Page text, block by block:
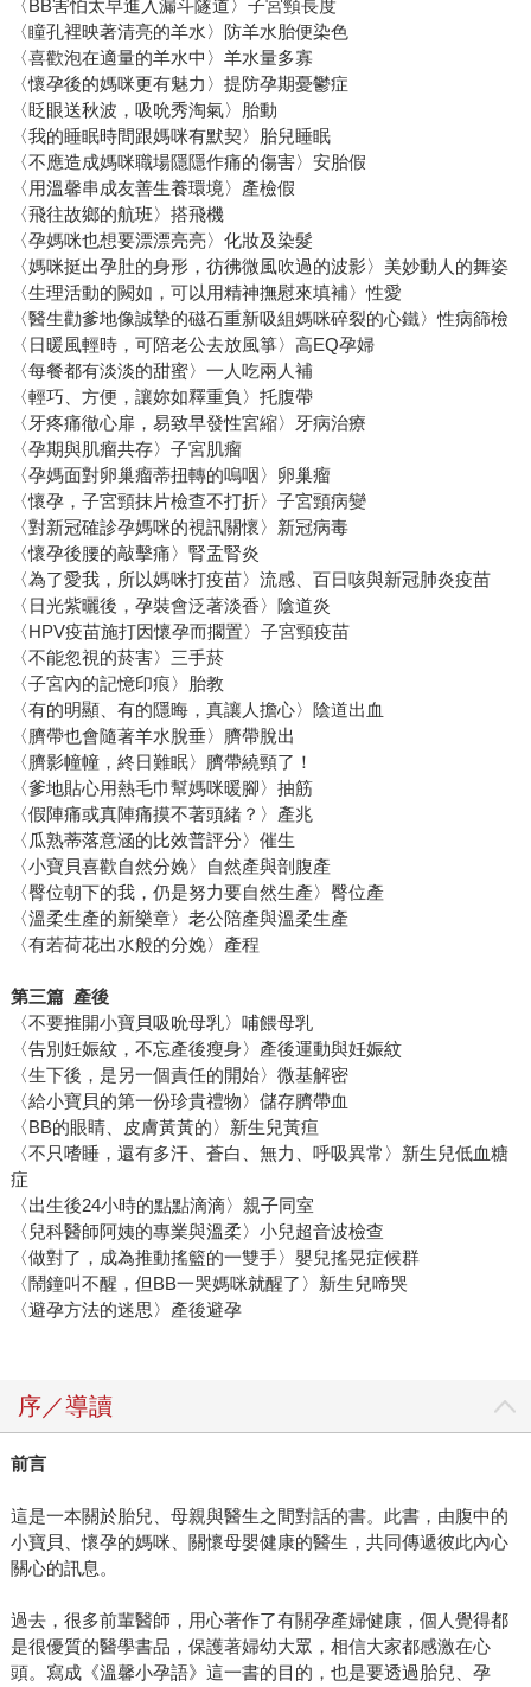
〈BB害怕太早進入漏斗隧道〉子宮頸長度
〈瞳孔裡映著清亮的羊水〉防羊水胎便染色
〈喜歡泡在適量的羊水中〉羊水量多寡
〈懷孕後的媽咪更有魅力〉提防孕期憂鬱症
〈眨眼送秋波，吸吮秀淘氣〉胎動
〈我的睡眠時間跟媽咪有默契〉胎兒睡眠
〈不應造成媽咪職場隱隱作痛的傷害〉安胎假
〈用溫馨串成友善生養環境〉產檢假
〈飛往故鄉的航班〉搭飛機
〈孕媽咪也想要漂漂亮亮〉化妝及染髮
〈媽咪挺出孕肚的身形，彷彿微風吹過的波影〉美妙動人的舞姿
〈生理活動的闕如，可以用精神撫慰來填補〉性愛
〈醫生勸爹地像誠摯的磁石重新吸組媽咪碎裂的心鐵〉性病篩檢
〈日暖風輕時，可陪老公去放風箏〉高EQ孕婦
〈每餐都有淡淡的甜蜜〉一人吃兩人補
〈輕巧、方便，讓妳如釋重負〉托腹帶
〈牙疼痛徹心扉，易致早發性宮縮〉牙病治療
〈孕期與肌瘤共存〉子宮肌瘤
〈孕媽面對卵巢瘤蒂扭轉的嗚咽〉卵巢瘤
〈懷孕，子宮頸抹片檢查不打折〉子宮頸病變
〈對新冠確診孕媽咪的視訊關懷〉新冠病毒
〈懷孕後腰的敲擊痛〉腎盂腎炎
〈為了愛我，所以媽咪打疫苗〉流感、百日咳與新冠肺炎疫苗
〈日光紫曬後，孕裝會泛著淡香〉陰道炎
〈HPV疫苗施打因懷孕而擱置〉子宮頸疫苗
〈不能忽視的菸害〉三手菸
〈子宮內的記憶印痕〉胎教
〈有的明顯、有的隱晦，真讓人擔心〉陰道出血
〈臍帶也會隨著羊水脫垂〉臍帶脫出
〈臍影幢幢，終日難眠〉臍帶繞頸了！
〈爹地貼心用熱毛巾幫媽咪暖腳〉抽筋
〈假陣痛或真陣痛摸不著頭緒？〉產兆
〈瓜熟蒂落意涵的比效普評分〉催生
〈小寶貝喜歡自然分娩〉自然產與剖腹產
〈臀位朝下的我，仍是努力要自然生產〉臀位產
〈溫柔生產的新樂章〉老公陪產與溫柔生產
〈有若荷花出水般的分娩〉產程
第三篇 產後
〈不要推開小寶貝吸吮母乳〉哺餵母乳
〈告別妊娠紋，不忘產後瘦身〉產後運動與妊娠紋
〈生下後，是另一個責任的開始〉微基解密
〈給小寶貝的第一份珍貴禮物〉儲存臍帶血
〈BB的眼睛、皮膚黃黃的〉新生兒黃疸
〈不只嗜睡，還有多汗、蒼白、無力、呼吸異常〉新生兒低血糖
症
〈出生後24小時的點點滴滴〉親子同室
〈兒科醫師阿姨的專業與溫柔〉小兒超音波檢查
〈做對了，成為推動搖籃的一雙手〉嬰兒搖晃症候群
〈鬧鐘叫不醒，但BB一哭媽咪就醒了〉新生兒啼哭
〈避孕方法的迷思〉產後避孕
序／導讀
前言
這是一本關於胎兒、母親與醫生之間對話的書。此書，由腹中的
小寶貝、懷孕的媽咪、關懷母嬰健康的醫生，共同傳遞彼此內心
關心的訊息。
過去，很多前輩醫師，用心著作了有關孕產婦健康，個人覺得都
是很優質的醫學書品，保護著婦幼大眾，相信大家都感激在心
頭。寫成《溫馨小孕語》這一書的目的，也是要透過胎兒、孕